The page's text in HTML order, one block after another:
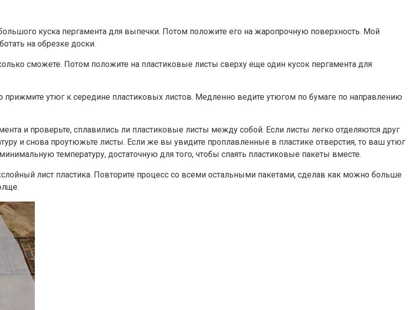
куска пергамента для выпечки. Потом положите его на жаропрочную поверхность. Мой
на обрезке доски.
сможете. Потом положите на пластиковые листы сверху еще один кусок пергамента для
утюг к середине пластиковых листов. Медленно ведите утюгом по бумаге по направлению
и проверьте, сплавились ли пластиковые листы между собой. Если листы легко отделяются друг
и снова проутюжьте листы. Если же вы увидите проплавленные в пластике отверстия, то ваш утюг
температуру, достаточную для того, чтобы спаять пластиковые пакеты вместе.
лист пластика. Повторите процесс со всеми остальными пакетами, сделав как можно больше